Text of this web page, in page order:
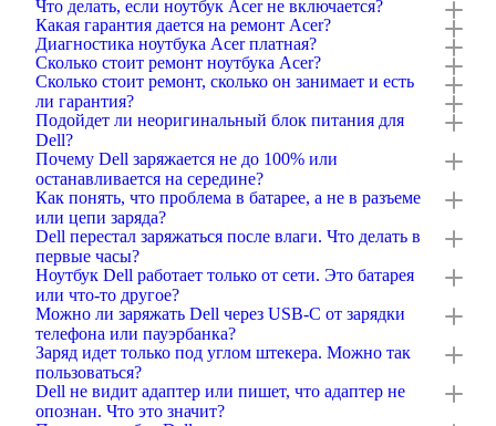
Что делать, если ноутбук Acer не включается?
Какая гарантия дается на ремонт Acer?
Диагностика ноутбука Acer платная?
Сколько стоит ремонт ноутбука Acer?
Сколько стоит ремонт, сколько он занимает и есть
ли гарантия?
Подойдет ли неоригинальный блок питания для
Dell?
Почему Dell заряжается не до 100% или
останавливается на середине?
Как понять, что проблема в батарее, а не в разъеме
или цепи заряда?
Dell перестал заряжаться после влаги. Что делать в
первые часы?
Ноутбук Dell работает только от сети. Это батарея
или что-то другое?
Можно ли заряжать Dell через USB-C от зарядки
телефона или пауэрбанка?
Заряд идет только под углом штекера. Можно так
пользоваться?
Dell не видит адаптер или пишет, что адаптер не
опознан. Что это значит?